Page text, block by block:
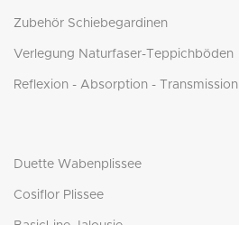
Zubehör Schiebegardinen
Verlegung Naturfaser-Teppichböden
Reflexion - Absorption - Transmission
Duette Wabenplissee
Cosiflor Plissee